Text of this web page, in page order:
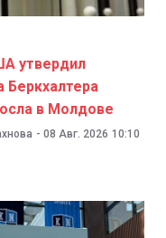
утвердил
в Молдове
- 08 Авг. 2026 10:10